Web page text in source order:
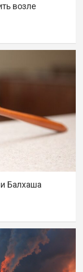
возле
Балхаша